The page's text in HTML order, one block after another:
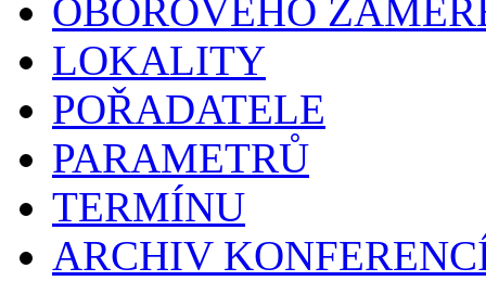
OBOROVÉHO
LOKALITY
POŘADATELE
PARAMETRŮ
TERMÍNU
ARCHIV